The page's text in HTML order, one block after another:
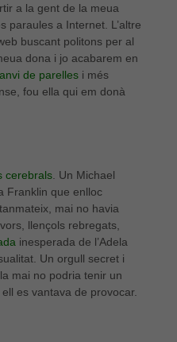
a la gent de la meua
paraules a Internet. L’altre
buscant politons per al
dona i jo acabarem en
de parellesi més
fou ella qui em donà
cerebrals. Un Michael
Franklin que enlloc
mai no havia
llençols rebregats,
inesperada de l’Adela
Un orgull secret i
mai no podria tenir un
es vantava de provocar.